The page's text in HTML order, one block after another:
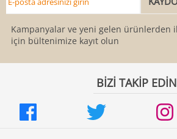
Kampanyalar ve yeni gelen ürünlerden
için bültenimize kayıt olun
BİZİ TAKİP EDİN